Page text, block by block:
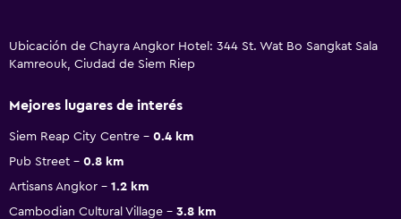
Ubicación de Chayra Angkor Hotel: 344 St. Wat Bo Sangkat Sala
Kamreouk, Ciudad de Siem Riep
Mejores lugares de interés
Siem Reap City Centre
0.4 km
Pub Street
0.8 km
Artisans Angkor
1.2 km
Cambodian Cultural Village
3.8 km